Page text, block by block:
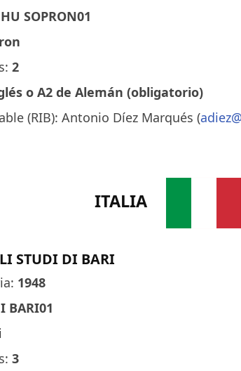
HU SOPRON01
2
o A2 de Alemán (obligatorio)
(RIB): Antonio Díez Marqués (
ITALIA
STUDI DI BARI
1948
I BARI01
3